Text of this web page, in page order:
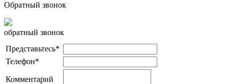
Обратный звонок
обратный звонок
Представьтесь*
Телефон*
Комментарий